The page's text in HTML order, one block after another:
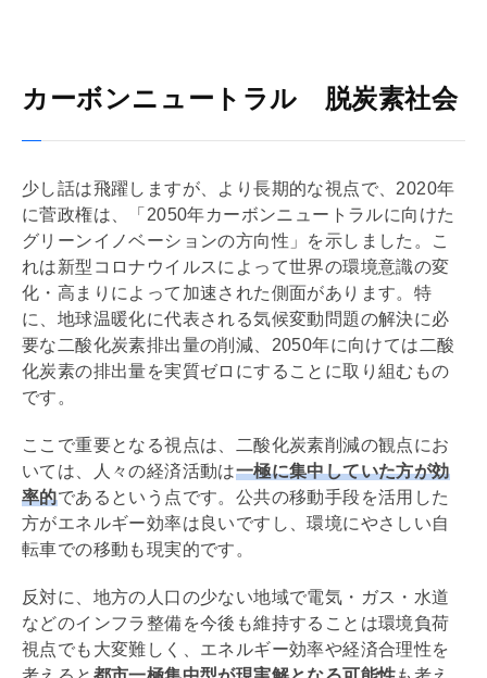
カーボンニュートラル 脱炭素社会
少し話は飛躍しますが、より長期的な視点で、2020年
に菅政権は、「2050年カーボンニュートラルに向けた
グリーンイノベーションの方向性」を示しました。こ
れは新型コロナウイルスによって世界の環境意識の変
化・高まりによって加速された側面があります。特
に、地球温暖化に代表される気候変動問題の解決に必
要な二酸化炭素排出量の削減、2050年に向けては二酸
化炭素の排出量を実質ゼロにすることに取り組むもの
です。
ここで重要となる視点は、二酸化炭素削減の観点にお
いては、人々の経済活動は一極に集中していた方が効
率的であるという点です。公共の移動手段を活用した
方がエネルギー効率は良いですし、環境にやさしい自
転車での移動も現実的です。
反対に、地方の人口の少ない地域で電気・ガス・水道
などのインフラ整備を今後も維持することは環境負荷
視点でも大変難しく、エネルギー効率や経済合理性を